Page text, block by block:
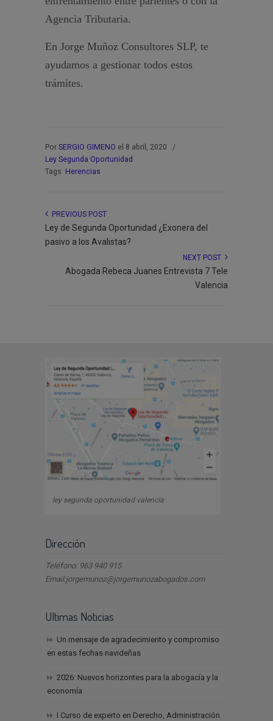
Agencia Tributaria.
En Jorge Muñoz Consultores SLP, te
ayudamos a gestionar todos estos
trámites.
Por SERGIO GIMENO el 8 abril, 2020
/
Ley Segunda Oportunidad
Tags: Herencias
PREVIOUS POST
Ley de Segunda Oportunidad ¿Exonera del
pasivo a los Avalistas?
NEXT POST
Abogada Rebeca Juanes Entrevista 7 Tele
Valencia
ley segunda oportunidad valencia
Dirección
Teléfono: 963 940 915
Email:jorgemunoz@jorgemunozabogados.com
Ultimas Noticias
Un mensaje de agradecimiento y compromiso
en estas fechas navideñas
2026: Nuevos horizontes para la abogacía y la
economía
I Curso de experto en Derecho, Administración